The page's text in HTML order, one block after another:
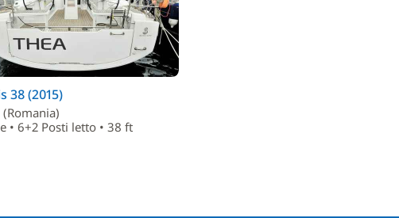
38 (2015)
• 6+2 Posti letto • 38 ft